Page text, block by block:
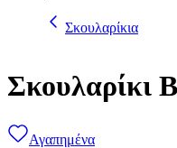
Σκουλαρίκια
Σκουλαρίκι
Αγαπημένα